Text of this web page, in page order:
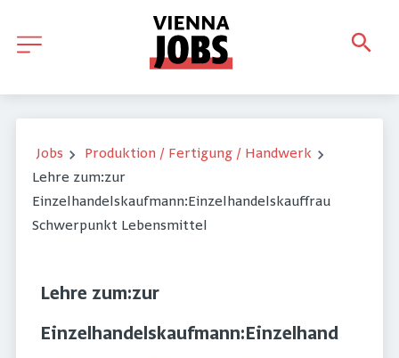
Jobs
Produktion / Fertigung / Handwerk
Lehre zum:zur
Einzelhandelskaufmann:Einzelhandelskauffrau
Schwerpunkt Lebensmittel
Lehre zum:zur
Einzelhandelskaufmann:Einzelhand